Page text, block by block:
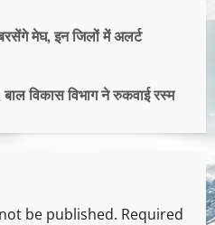
मेघ, इन जिलों में अलर्ट
विकास विभाग ने रुकवाई रस्म
be published. Required